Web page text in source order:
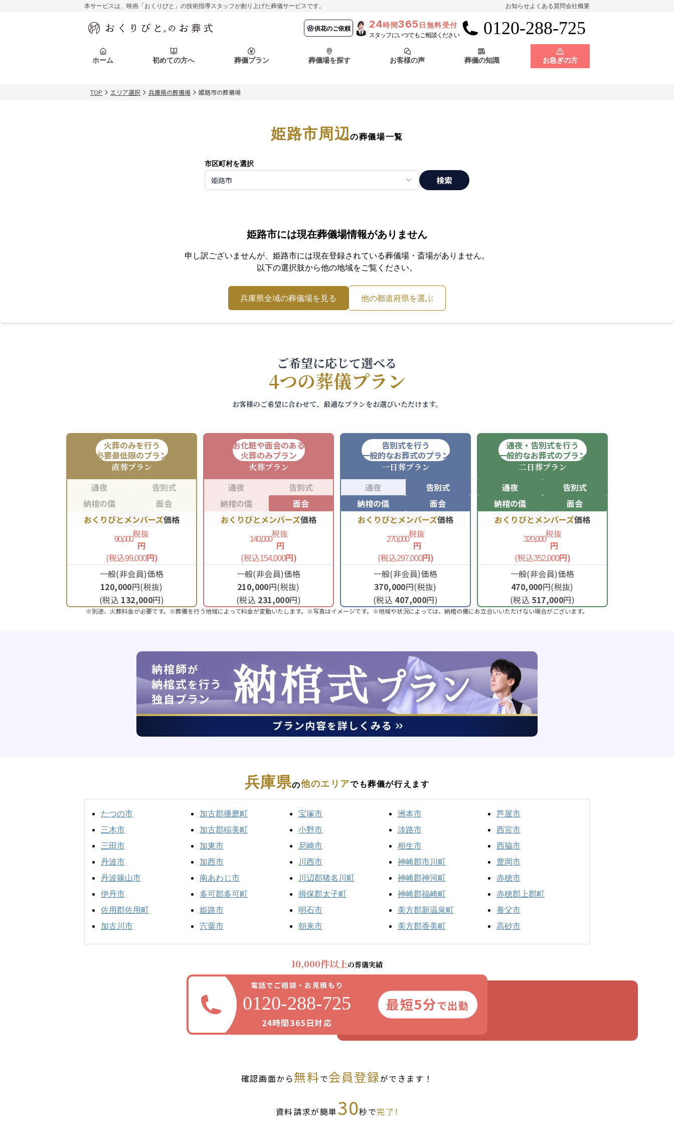
本サービスは、映画「おくりびと」の技術指導スタッフが創り上げた葬儀サービスです。 お知らせよくある質問会社概要
供花のご依頼 24時間365 日無料受付
スタッフにいつでもご相談ください 0120-288-725
ホーム 初めての方へ
初めての方へ 初めての方へ
葬儀プラン 葬儀場を探す
関東エリア 東京都
函館市
お客様の声
お客様の声 ご葬儀事例
葬儀の知識
葬儀の知識 葬儀の知識
お急ぎの方
初めての方へ 初めての方へ 納棺の儀とは？ 葬儀の流れ 会員制度
会社を知る スタッフ一覧
関東エリア 東京都 埼玉県 千葉県 神奈川県
北海道エリア 札幌市
お客様の声 ご葬儀事例 お客様の声 よくある質問
葬儀の知識 葬儀の知識 供花のご依頼
TOP エリア選択 兵庫県の葬儀場 姫路市の葬儀場
姫路市周辺の葬儀場一覧
市区町村を選択
姫路市 検索
姫路市には現在葬儀場情報がありません
申し訳ございませんが、 姫路市には現在登録されている葬儀場・斎場がありません。
以下の選択肢から他の地域をご覧ください。
兵庫県全域の葬儀場を見る 他の都道府県を選ぶ
ご希望に応じて選べる
4つの葬儀プラン
お客様のご希望に合わせて、最適なプランをお選びいただけます。
火葬のみを行う
必要最低限のプラン
直葬プラン
通夜
告別式
納棺の儀
面会
おくりびとメンバーズ価格
90,000税抜
円
(税込99,000円)
一般(非会員)価格
120,000円(税抜)
(税込 132,000円)
お化粧や面会のある
火葬のみプラン
火葬プラン
通夜
告別式
納棺の儀
面会
おくりびとメンバーズ価格
140,000税抜
円
(税込154,000円)
一般(非会員)価格
210,000円(税抜)
(税込 231,000円)
告別式を行う
一般的なお葬式のプラン
一日葬プラン
通夜
告別式
納棺の儀
面会
おくりびとメンバーズ価格
270,000税抜
円
(税込297,000円)
一般(非会員)価格
370,000円(税抜)
(税込 407,000円)
通夜・告別式を行う
一般的なお葬式のプラン
二日葬プラン
通夜
告別式
納棺の儀
面会
おくりびとメンバーズ価格
320,000税抜
円
(税込352,000円)
一般(非会員)価格
470,000円(税抜)
(税込 517,000円)
※別途、火葬料金が必要です。※葬儀を行う地域によって料金が変動いたします。※写真はイメージです。※地域や状況によっては、納棺の儀にお立合いいただけない場合がございます。
兵庫県の他のエリアでも葬儀が行えます
たつの市
三木市
三田市
丹波市
丹波篠山市
伊丹市
佐用郡佐用町
加古川市
加古郡播磨町
加古郡稲美町
加東市
加西市
南あわじ市
多可郡多可町
姫路市
宍粟市
宝塚市
小野市
尼崎市
川西市
川辺郡猪名川町
揖保郡太子町
明石市
朝来市
洲本市
淡路市
相生市
神崎郡市川町
神崎郡神河町
神崎郡福崎町
美方郡新温泉町
美方郡香美町
芦屋市
西宮市
西脇市
豊岡市
赤穂市
赤穂郡上郡町
養父市
高砂市
10,000件以上の葬儀実績
電話でご相談・お見積もり
0120-288-725
24時間365日対応
最短5分で出動
確認画面から無料で会員登録ができます！
資料請求が簡単30秒で完了!